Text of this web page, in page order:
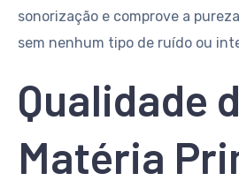
sonorização e comprove a
sem nenhum tipo de ruído ou
Qualidade
Matéria